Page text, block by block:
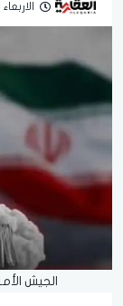
الاربعاء 08 يوليو 2026 | 11:27 مساءً
الجيش